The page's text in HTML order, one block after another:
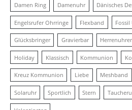
Damen Ring Damenuhr Dänisches
Engelsrufer Ohrringe Flexband Fossil
Glücksbringer Gravierbar
Holiday Klassisch Kommunion
Kreuz Kommunion Liebe Meshband
Solaruhr Sportlich Stern